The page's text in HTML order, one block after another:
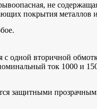
не
покрытия металлов
одной вторичной
ток 1000 и
защитными